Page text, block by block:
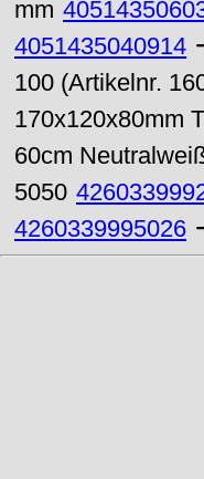
mm
4051435040914 -
100 (Artikelnr.
170x120x80mm
60cm
5050
4260339995026 -